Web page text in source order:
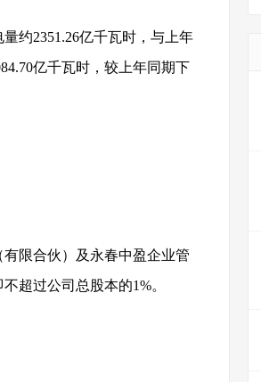
约2351.26亿千瓦时，与上年
亿千瓦时，较上年同期下
限合伙）及永春中盈企业管
超过公司总股本的1%。